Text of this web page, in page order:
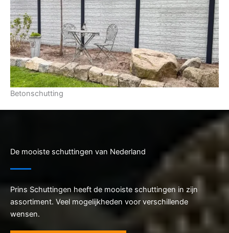
Betonschutting
De mooiste schuttingen van Nederland
Prins Schuttingen heeft de mooiste schuttingen in zijn
assortiment. Veel mogelijkheden voor verschillende
wensen.